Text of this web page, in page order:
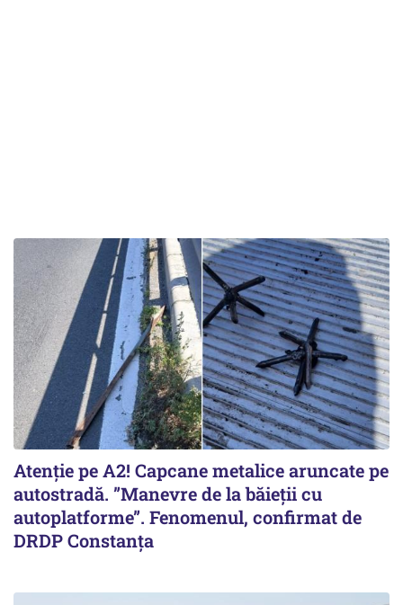
Atenție pe A2! Capcane metalice aruncate pe
autostradă. ”Manevre de la băieții cu
autoplatforme”. Fenomenul, confirmat de
DRDP Constanța